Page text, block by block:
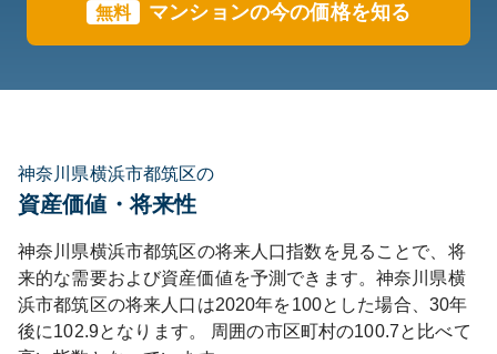
無料 マンションの今の価格を知る
神奈川県横浜市都筑区の
資産価値・将来性
神奈川県横浜市都筑区の将来人口指数を見ることで、将
来的な需要および資産価値を予測できます。 神奈川県横
浜市都筑区の将来人口は2020年を100とした場合、30年
後に102.9となります。 周囲の市区町村の100.7と比べて